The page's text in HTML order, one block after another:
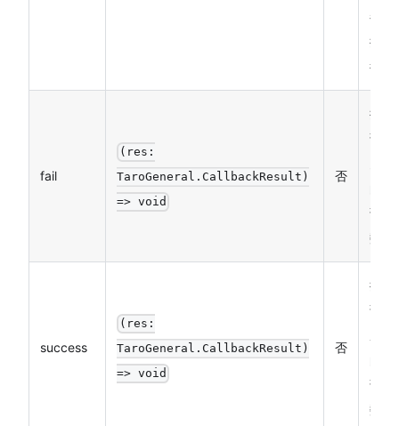
都会
执
行）
fail
(res:
TaroGeneral.CallbackResult)
=> void
否
接口
调用
调函
数
success
(res:
TaroGeneral.CallbackResult)
=> void
否
接口
调用
调函
数